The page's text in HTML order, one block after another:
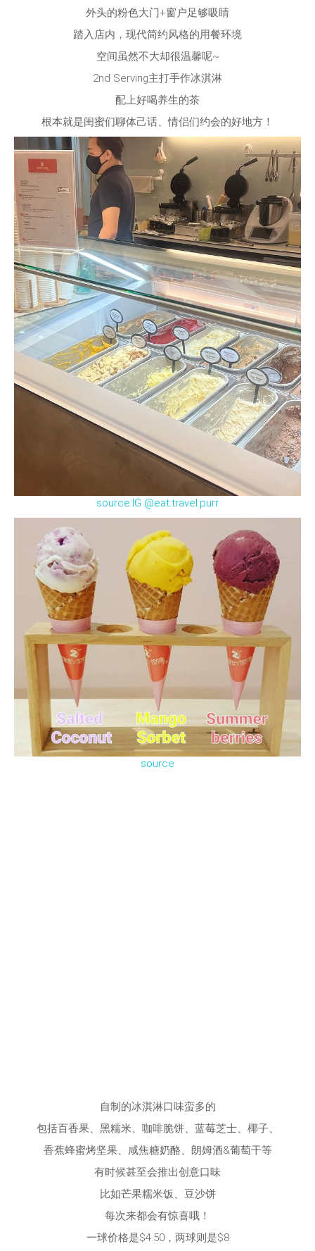
外头的粉色大门+窗户足够吸睛
踏入店内，现代简约风格的用餐环境
空间虽然不大却很温馨呢~
2nd Serving主打手作冰淇淋
配上好喝养生的茶
根本就是闺蜜们聊体己话、情侣们约会的好地方！
source:IG @eat.travel.purr
source
自制的冰淇淋口味蛮多的
包括百香果、黑糯米、咖啡脆饼、蓝莓芝士、椰子、
香蕉蜂蜜烤坚果、咸焦糖奶酪、朗姆酒&葡萄干等
有时候甚至会推出创意口味
比如芒果糯米饭、豆沙饼
每次来都会有惊喜哦！
一球价格是$4.50，两球则是$8